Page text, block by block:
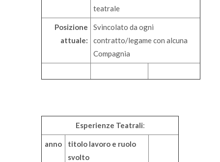
teatrale
Posizione
attuale:
Svincolato da ogni
contratto/legame con alcuna
Compagnia
Esperienze Teatrali:
anno
titolo lavoro e ruolo
svolto